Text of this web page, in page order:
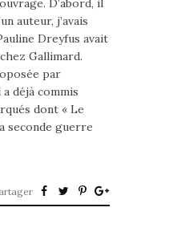
D’abord, il
auteur, j’avais
Dreyfus avait
Gallimard.
par
déjà commis
dont « Le
seconde guerre